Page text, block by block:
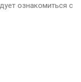
ознакомиться с